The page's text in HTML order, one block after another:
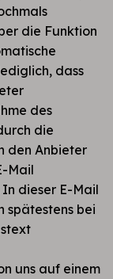
die Funktion
dass
des
die
den Anbieter
Mail
dieser E-Mail
spätestens bei
uns auf einem